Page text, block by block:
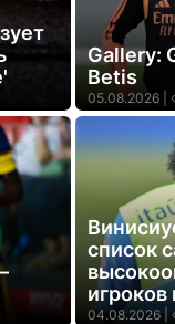
Gallery:
Betis
05.08.2026 |
список
игроков
04.08.2026 |